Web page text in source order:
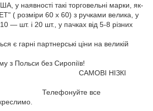
у наявності такі торговельні марки, як-
( розміри 60 х 60) з ручками велика, у
— шт. і 20 шт., у пачках від 5-8 різних
партнерські ціни на великій
пряму з Польси без Сиропіїв!
НІЗКІ
Україні!
все